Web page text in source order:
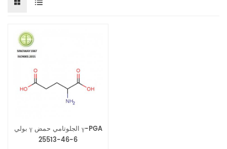
بولي γ الجلوتامي حمض γ-PGA
25513-46-6